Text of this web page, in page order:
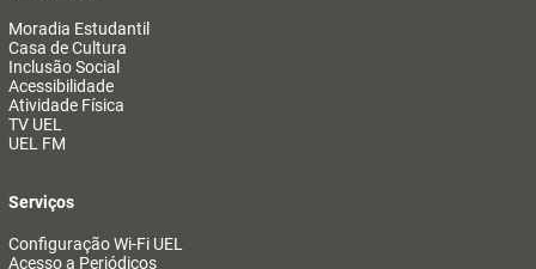
Moradia Estudantil
Casa de Cultura
Inclusão Social
Acessibilidade
Atividade Física
TV UEL
UEL FM
Serviços
Configuração Wi-Fi UEL
Acesso a Periódicos